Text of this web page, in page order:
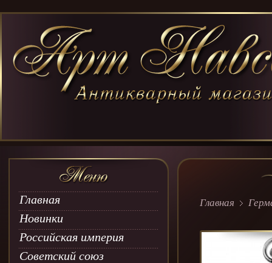
Главная
Новинки
Российская империя
Советский союз
Главная